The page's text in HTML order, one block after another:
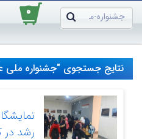
۰
نتایج جستجوی "جشنواره
رشد در